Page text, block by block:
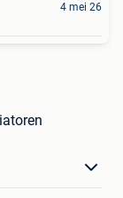
4 mei 26